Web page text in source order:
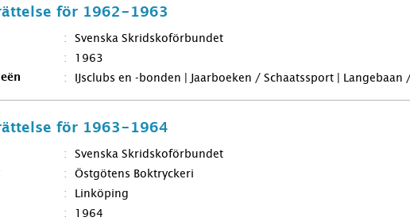
för 1962-1963
Svenska Skridskoförbundet
1963
IJsclubs en -bonden | Jaarboeken / Schaatssport | Langebaan
för 1963-1964
Svenska Skridskoförbundet
Östgötens Boktryckeri
Linköping
1964